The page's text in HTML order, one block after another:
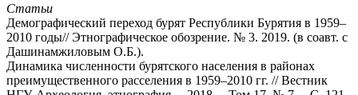
Статьи
Демографический переход бурят Республики Бурятия в 1959–
2010 годы// Этнографическое обозрение. № 3. 2019. (в соавт. с
Дашинамжиловым О.Б.).
Динамика численности бурятского населения в районах
преимущественного расселения в 1959–2010 гг. // Вестник